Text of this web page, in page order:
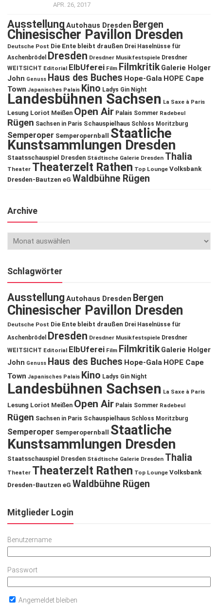
APR. 26, 2017
Ausstellung Autohaus Dresden Bergen
Chinesischer Pavillon Dresden
Deutsche Post Die Ente bleibt draußen Drei Haselnüsse für
Aschenbrödel
Dresden Dresdner Musikfestspiele Dresdner
WEITSICHT Editorial ElbUferei Film Filmkritik Galerie Holger
John Genuss Haus des Buches Hope-Gala HOPE Cape
Town Japanisches Palais Kino Ladys Gin Night
Landesbühnen Sachsen La Saxe à Paris
Lesung Loriot Meißen Open Air Palais Sommer Radebeul
Rügen Sachsen in Paris Schauspielhaus Schloss Moritzburg
Semperoper Semperopernball Staatliche
Kunstsammlungen Dresden
Staatsschauspiel Dresden Städtische Galerie Dresden Thalia
Theater Theaterzelt Rathen Top Lounge Volksbank
Dresden-Bautzen eG Waldbühne Rügen
Archive
Schlagwörter
Ausstellung Autohaus Dresden Bergen
Chinesischer Pavillon Dresden
Deutsche Post Die Ente bleibt draußen Drei Haselnüsse für
Aschenbrödel
Dresden Dresdner Musikfestspiele Dresdner
WEITSICHT Editorial ElbUferei Film Filmkritik Galerie Holger
John Genuss Haus des Buches Hope-Gala HOPE Cape
Town Japanisches Palais Kino Ladys Gin Night
Landesbühnen Sachsen La Saxe à Paris
Lesung Loriot Meißen Open Air Palais Sommer Radebeul
Rügen Sachsen in Paris Schauspielhaus Schloss Moritzburg
Semperoper Semperopernball
Staatliche
Kunstsammlungen Dresden
Staatsschauspiel Dresden Städtische Galerie Dresden Thalia
Theater Theaterzelt Rathen Top Lounge Volksbank
Dresden-Bautzen eG Waldbühne Rügen
Mitglieder Login
Benutzername
Passwort
Angemeldet bleiben